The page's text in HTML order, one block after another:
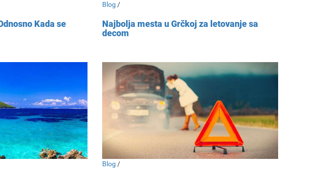
Kada se
Blog /
Najbolja mesta u Grčkoj za letovanje sa
decom
Blog /